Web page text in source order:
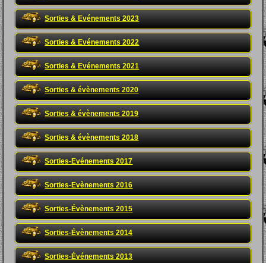
Sorties & Evénements 2023
Sorties & Evénements 2022
Sorties & Evénements 2021
Sorties & évènements 2020
Sorties & évènements 2019
Sorties & évènements 2018
Sorties-Evénements 2017
Sorties-Evènements 2016
Sorties-Évènements 2015
Sorties-Évènements 2014
Sorties-Événements 2013